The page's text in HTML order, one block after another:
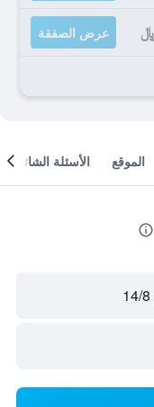
عرض الصفقة
الموقع الأسئلة الشائعة